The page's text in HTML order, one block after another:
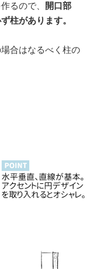
るので、
開口部
柱があります。
合はなるべく柱の